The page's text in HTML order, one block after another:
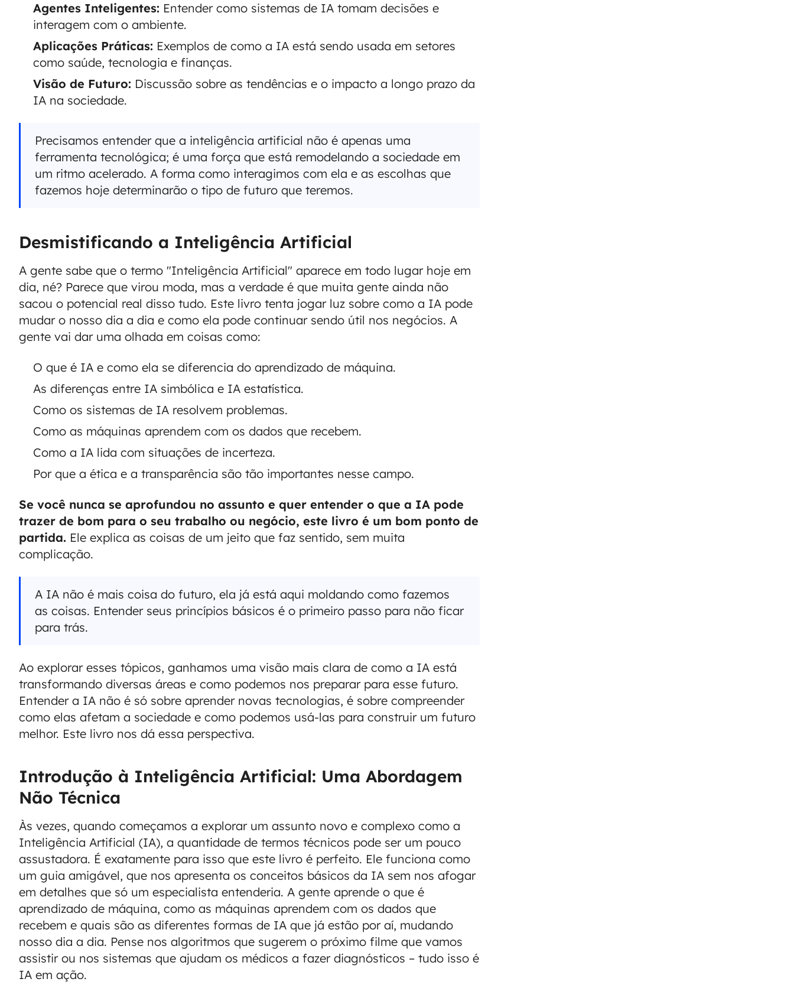
Agentes Inteligentes: Entender como sistemas de IA tomam decisões e
interagem com o ambiente.
Aplicações Práticas: Exemplos de como a IA está sendo usada em setores
como saúde, tecnologia e finanças.
Visão de Futuro: Discussão sobre as tendências e o impacto a longo prazo da
IA na sociedade.
Precisamos entender que a inteligência artificial não é apenas uma
ferramenta tecnológica; é uma força que está remodelando a sociedade em
um ritmo acelerado. A forma como interagimos com ela e as escolhas que
fazemos hoje determinarão o tipo de futuro que teremos.
Desmistificando a Inteligência Artificial
A gente sabe que o termo "Inteligência Artificial" aparece em todo lugar hoje em
dia, né? Parece que virou moda, mas a verdade é que muita gente ainda não
sacou o potencial real disso tudo. Este livro tenta jogar luz sobre como a IA pode
mudar o nosso dia a dia e como ela pode continuar sendo útil nos negócios. A
gente vai dar uma olhada em coisas como:
O que é IA e como ela se diferencia do aprendizado de máquina.
As diferenças entre IA simbólica e IA estatística.
Como os sistemas de IA resolvem problemas.
Como as máquinas aprendem com os dados que recebem.
Como a IA lida com situações de incerteza.
Por que a ética e a transparência são tão importantes nesse campo.
Se você nunca se aprofundou no assunto e quer entender o que a IA pode
trazer de bom para o seu trabalho ou negócio, este livro é um bom ponto de
partida. Ele explica as coisas de um jeito que faz sentido, sem muita
complicação.
A IA não é mais coisa do futuro, ela já está aqui moldando como fazemos
as coisas. Entender seus princípios básicos é o primeiro passo para não ficar
para trás.
Ao explorar esses tópicos, ganhamos uma visão mais clara de como a IA está
transformando diversas áreas e como podemos nos preparar para esse futuro.
Entender a IA não é só sobre aprender novas tecnologias, é sobre compreender
como elas afetam a sociedade e como podemos usá-las para construir um futuro
melhor. Este livro nos dá essa perspectiva.
Introdução à Inteligência Artificial: Uma Abordagem
Não Técnica
Às vezes, quando começamos a explorar um assunto novo e complexo como a
Inteligência Artificial (IA), a quantidade de termos técnicos pode ser um pouco
assustadora. É exatamente para isso que este livro é perfeito. Ele funciona como
um guia amigável, que nos apresenta os conceitos básicos da IA sem nos afogar
em detalhes que só um especialista entenderia. A gente aprende o que é
aprendizado de máquina, como as máquinas aprendem com os dados que
recebem e quais são as diferentes formas de IA que já estão por aí, mudando
nosso dia a dia. Pense nos algoritmos que sugerem o próximo filme que vamos
assistir ou nos sistemas que ajudam os médicos a fazer diagnósticos – tudo isso é
IA em ação.